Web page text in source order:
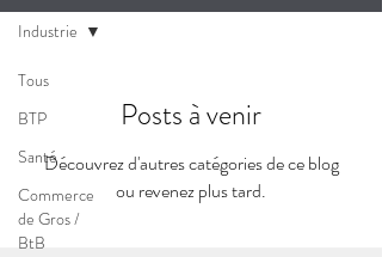
Tous
BTP
Santé
Commerce
de Gros /
BtB
Industrie
Posts à venir
Découvrez d'autres catégories de ce blog
ou revenez plus tard.